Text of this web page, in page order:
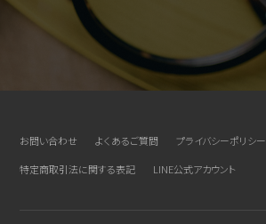
お問い合わせ よくあるご質問
プライバシーポリシー
特定商取引法に関する表記
LINE公式アカウント